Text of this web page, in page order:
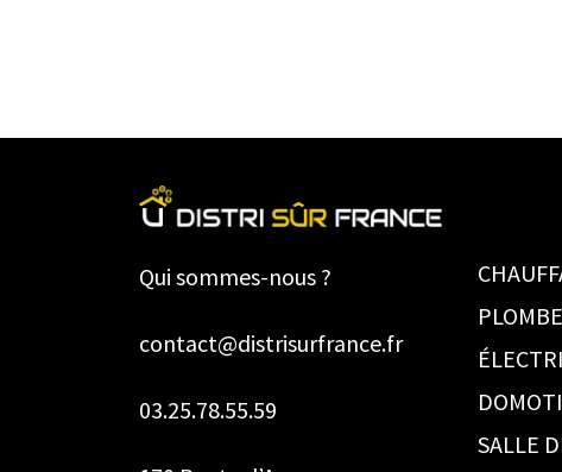
Qui sommes-nous ?
contact@distrisurfrance.fr
03.25.78.55.59
SALLE